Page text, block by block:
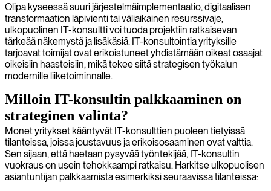
Olipa kyseessä suuri järjestelmäimplementaatio, digitaalisen
transformaation läpivienti tai väliaikainen resurssivaje,
ulkopuolinen IT-konsultti voi tuoda projektiin ratkaisevan
tärkeää näkemystä ja lisäkäsiä. IT-konsultointia yrityksille
tarjoavat toimijat ovat erikoistuneet yhdistämään oikeat osaajat
oikeisiin haasteisiin, mikä tekee siitä strategisen työkalun
modernille liiketoiminnalle.
Milloin IT-konsultin palkkaaminen on
strateginen valinta?
Monet yritykset kääntyvät IT-konsulttien puoleen tietyissä
tilanteissa, joissa joustavuus ja erikoisosaaminen ovat valttia.
Sen sijaan, että haetaan pysyvää työntekijää, IT-konsultin
vuokraus on usein tehokkaampi ratkaisu. Harkitse ulkopuolisen
asiantuntijan palkkaamista esimerkiksi seuraavissa tilanteissa: